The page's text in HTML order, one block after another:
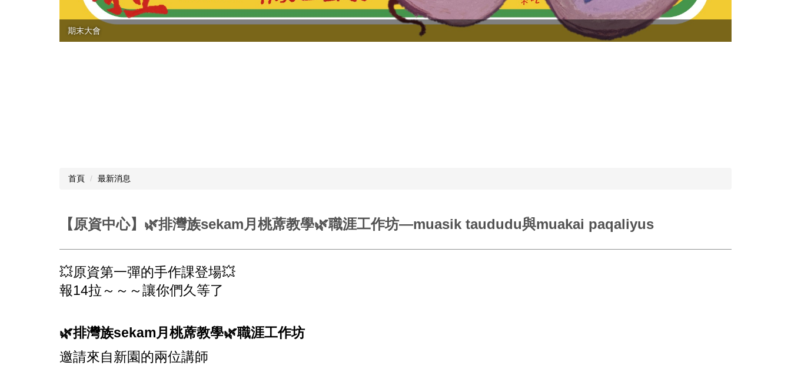
期末大會
首頁 最新消息
【原資中心】🌿排灣族sekam月桃蓆教學🌿職涯工作坊—muasik taududu與muakai paqaliyus
💥原資第一彈的手作課登場💥
報14拉～～～讓你們久等了
🌿排灣族sekam月桃蓆教學🌿職涯工作坊
邀請來自新園的兩位講師